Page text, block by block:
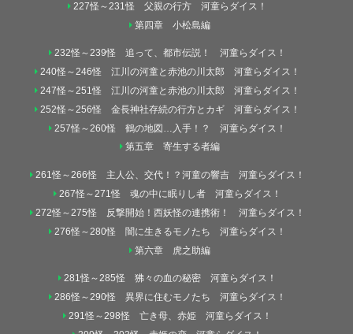
227怪～231怪 父親の行方 河童らダイス！
第四章 小松島編
232怪～239怪 追って、都市伝説！ 河童らダイス！
240怪～246怪 江川の河童と赤池の川太郎 河童らダイス！
247怪～251怪 江川の河童と赤池の川太郎 河童らダイス！
252怪～256怪 金長神社存続の行方とカギ 河童らダイス！
257怪～260怪 鶴の地図…入手！？ 河童らダイス！
第五章 寄生する者編
261怪～266怪 主人公、交代！？河童の響吉 河童らダイス！
267怪～271怪 魂の中に眠りし者 河童らダイス！
272怪～275怪 反撃開始！西妖怪の連携術！ 河童らダイス！
276怪～280怪 闇に生きるモノたち 河童らダイス！
第六章 虎之助編
281怪～285怪 狒々の血の秘密 河童らダイス！
286怪～290怪 異界に住むモノたち 河童らダイス！
291怪～298怪 亡き母、赤姫 河童らダイス！